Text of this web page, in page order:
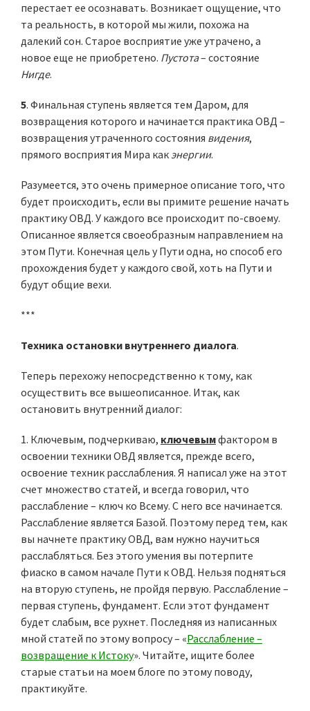
перестает ее осознавать. Возникает ощущение, что
та реальность, в которой мы жили, похожа на
далекий сон. Старое восприятие уже утрачено, а
новое еще не приобретено. Пустота– состояние
Нигде.
5. Финальная ступень является тем Даром, для
возвращения которого и начинается практика ОВД –
возвращения утраченного состояния видения,
прямого восприятия Мира какэнергии.
Разумеется, это очень примерное описание того, что
будет происходить, если вы примите решение начать
практику ОВД. У каждого все происходит по-своему.
Описанное является своеобразным направлением на
этом Пути. Конечная цель у Пути одна, но способ его
прохождения будет у каждого свой, хоть на Пути и
будут общие вехи.
***
Техника остановки внутреннего диалога.
Теперь перехожу непосредственно к тому, как
осуществить все вышеописанное. Итак, как
остановить внутренний диалог:
1. Ключевым, подчеркиваю, ключевымфактором в
освоении техники ОВД является, прежде всего,
освоение техник расслабления. Я написал уже на этот
счет множество статей, и всегда говорил, что
расслабление – ключ ко Всему. С него все начинается.
Расслабление является Базой. Поэтому перед тем, как
вы начнете практику ОВД, вам нужно научиться
расслабляться. Без этого умения вы потерпите
фиаско в самом начале Пути к ОВД. Нельзя подняться
на вторую ступень, не пройдя первую. Расслабление –
первая ступень, фундамент. Если этот фундамент
будет слабым, все рухнет. Последняя из написанных
мной статей по этому вопросу – «Расслабление –
возвращение к Истоку». Читайте, ищите более
старые статьи на моем блоге по этому поводу,
практикуйте.